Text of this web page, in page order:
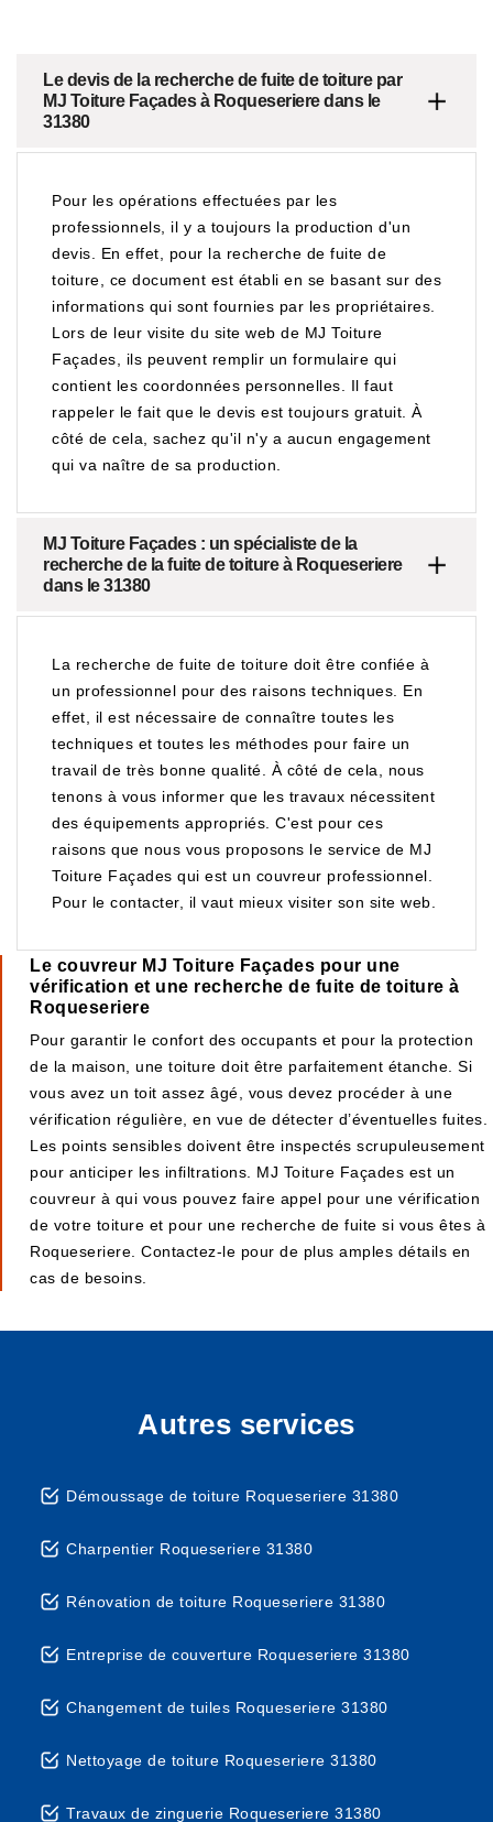
Le devis de la recherche de fuite de toiture par
MJ Toiture Façades à Roqueseriere dans le
31380
Pour les opérations effectuées par les
professionnels, il y a toujours la production d'un
devis. En effet, pour la recherche de fuite de
toiture, ce document est établi en se basant sur des
informations qui sont fournies par les propriétaires.
Lors de leur visite du site web de MJ Toiture
Façades, ils peuvent remplir un formulaire qui
contient les coordonnées personnelles. Il faut
rappeler le fait que le devis est toujours gratuit. À
côté de cela, sachez qu'il n'y a aucun engagement
qui va naître de sa production.
MJ Toiture Façades : un spécialiste de la
recherche de la fuite de toiture à Roqueseriere
dans le 31380
La recherche de fuite de toiture doit être confiée à
un professionnel pour des raisons techniques. En
effet, il est nécessaire de connaître toutes les
techniques et toutes les méthodes pour faire un
travail de très bonne qualité. À côté de cela, nous
tenons à vous informer que les travaux nécessitent
des équipements appropriés. C'est pour ces
raisons que nous vous proposons le service de MJ
Toiture Façades qui est un couvreur professionnel.
Pour le contacter, il vaut mieux visiter son site web.
Le couvreur MJ Toiture Façades pour une
vérification et une recherche de fuite de toiture à
Roqueseriere
Pour garantir le confort des occupants et pour la protection
de la maison, une toiture doit être parfaitement étanche. Si
vous avez un toit assez âgé, vous devez procéder à une
vérification régulière, en vue de détecter d’éventuelles fuites.
Les points sensibles doivent être inspectés scrupuleusement
pour anticiper les infiltrations. MJ Toiture Façades est un
couvreur à qui vous pouvez faire appel pour une vérification
de votre toiture et pour une recherche de fuite si vous êtes à
Roqueseriere. Contactez-le pour de plus amples détails en
cas de besoins.
Autres services
Démoussage de toiture Roqueseriere 31380
Charpentier Roqueseriere 31380
Rénovation de toiture Roqueseriere 31380
Entreprise de couverture Roqueseriere 31380
Changement de tuiles Roqueseriere 31380
Nettoyage de toiture Roqueseriere 31380
Travaux de zinguerie Roqueseriere 31380